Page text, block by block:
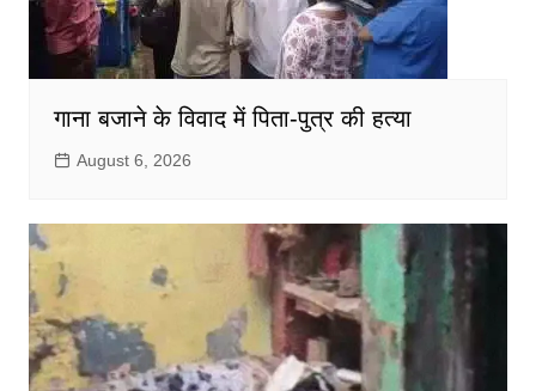
गाना बजाने के विवाद में पिता-पुत्र की हत्या
August 6, 2026